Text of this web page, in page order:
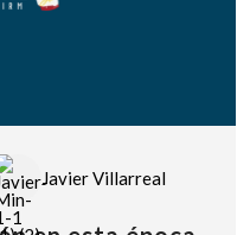
Javier Villarreal